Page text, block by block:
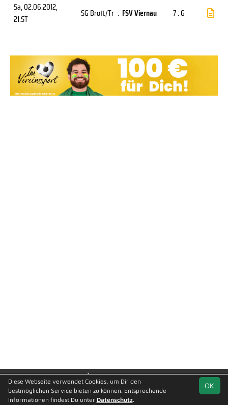
Sa, 02.06.2012,
21.ST
SG Brott./Tr : FSV Viernau 7 : 6
soccero.de
Besucherstatistik Kontakt Impressum
OK
Diese Webseite verwendet Cookies, um Dir den
bestmöglichen Service bieten zu können. Entsprechende
Informationen findest Du unter Datenschutz.